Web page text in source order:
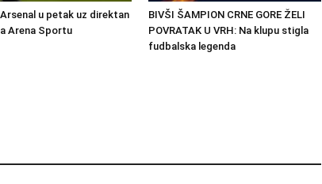
u petak uz direktan
Arena Sportu
BIVŠI ŠAMPION CRNE GORE ŽELI
POVRATAK U VRH: Na klupu stigla
fudbalska legenda